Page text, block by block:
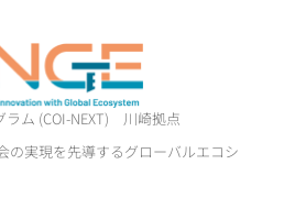
ム (COI-NEXT) 川崎拠点
の実現を先導するグローバルエコシ